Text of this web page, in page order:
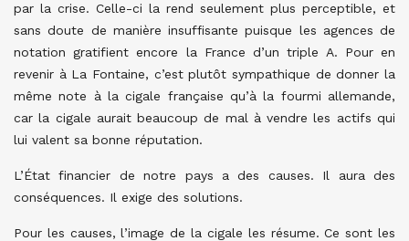
par la crise. Celle-ci la rend seulement plus perceptible, et
sans doute de manière insuffisante puisque les agences de
notation gratifient encore la France d’un triple A. Pour en
revenir à La Fontaine, c’est plutôt sympathique de donner la
même note à la cigale française qu’à la fourmi allemande,
car la cigale aurait beaucoup de mal à vendre les actifs qui
lui valent sa bonne réputation.
L’État financier de notre pays a des causes. Il aura des
conséquences. Il exige des solutions.
Pour les causes, l’image de la cigale les résume. Ce sont les